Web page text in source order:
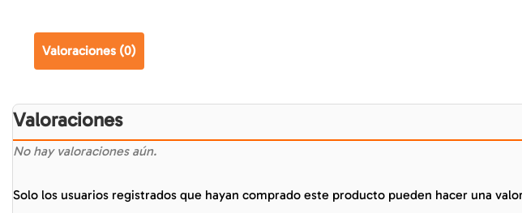
Valoraciones (0)
Valoraciones
No hay valoraciones aún.
Solo los usuarios registrados que hayan comprado este producto pueden hacer una